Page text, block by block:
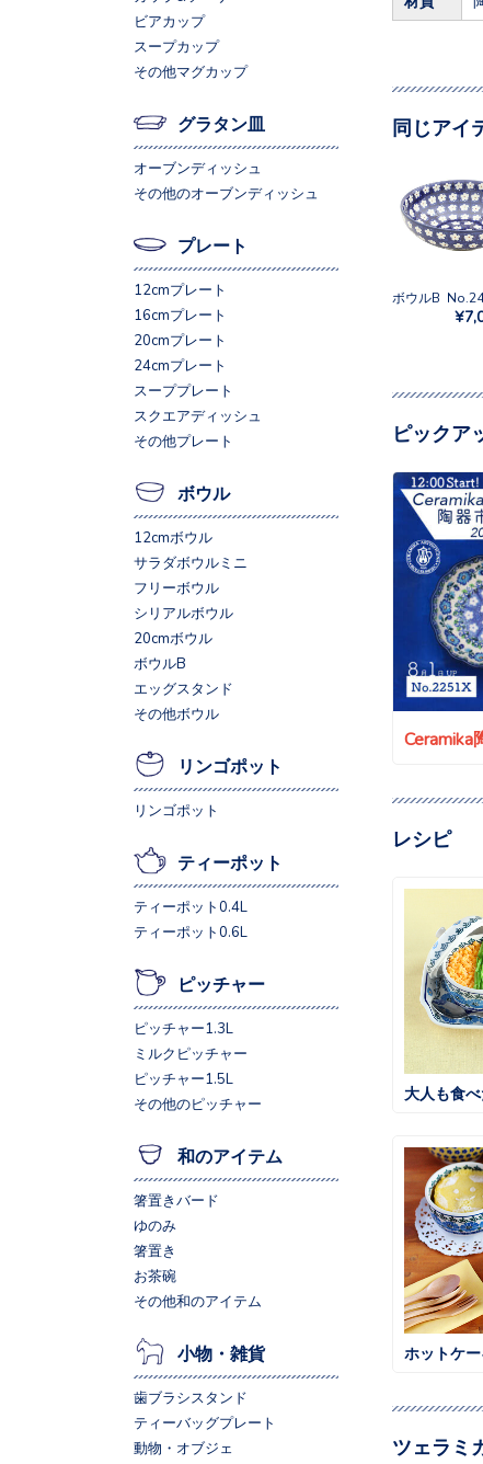
同じアイ
ボウルB
ピックア
Ceramika
レシピ
ツェラミ
ビアカップ
スープカップ
その他マグカップ
グラタン皿
オーブンディッシュ
その他のオーブンディッシュ
プレート
12cmプレート
16cmプレート
20cmプレート
24cmプレート
スーププレート
スクエアディッシュ
その他プレート
ボウル
12cmボウル
サラダボウルミニ
フリーボウル
シリアルボウル
20cmボウル
ボウルB
エッグスタンド
その他ボウル
リンゴポット
リンゴポット
ティーポット
ティーポット0.4L
ティーポット0.6L
ピッチャー
ピッチャー1.3L
ミルクピッチャー
ピッチャー1.5L
その他のピッチャー
和のアイテム
箸置きバード
ゆのみ
箸置き
お茶碗
その他和のアイテム
小物・雑貨
歯ブラシスタンド
ティーバッグプレート
動物・オブジェ